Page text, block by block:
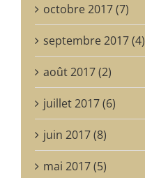
octobre 2017 (7)
septembre 2017 (4)
août 2017 (2)
juillet 2017 (6)
juin 2017 (8)
mai 2017 (5)